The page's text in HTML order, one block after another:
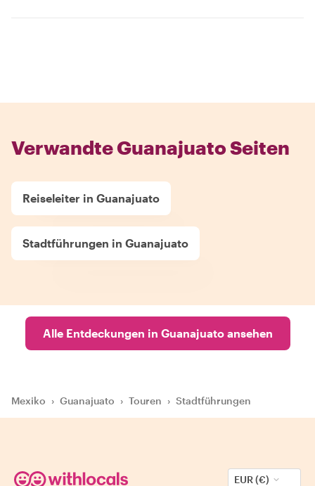
Verwandte Guanajuato Seiten
Reiseleiter in Guanajuato
Stadtführungen in Guanajuato
Alle Entdeckungen in Guanajuato ansehen
Mexiko › Guanajuato › Touren › Stadtführungen
EUR (€)